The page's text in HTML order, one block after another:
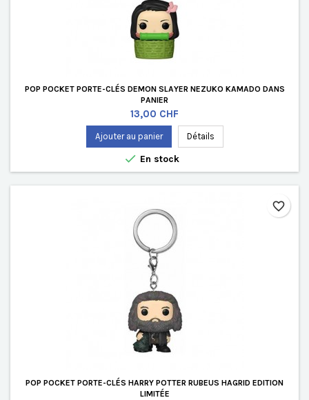
POP POCKET PORTE-CLÉS DEMON SLAYER NEZUKO KAMADO DANS
PANIER
Prix
13,00 CHF
Ajouter au panier Détails
 En stock
POP POCKET PORTE-CLÉS HARRY POTTER RUBEUS HAGRID EDITION
LIMITÉE
favorite_border